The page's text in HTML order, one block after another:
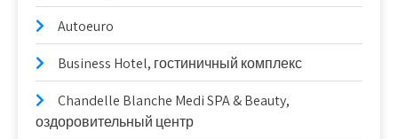
Autoeuro
Business Hotel, гостиничный комплекс
Chandelle Blanche Medi SPA & Beauty,
оздоровительный центр